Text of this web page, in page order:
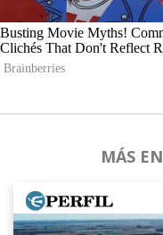
MÁS EN